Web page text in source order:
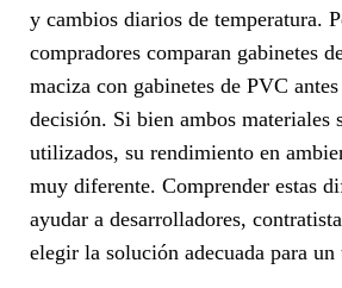
y cambios diarios de temperatura.
compradores comparan gabinetes
maciza con gabinetes de PVC
decisión. Si bien ambos materiales
utilizados, su rendimiento en
muy diferente. Comprender estas
ayudar a desarrolladores,
elegir la solución adecuada para